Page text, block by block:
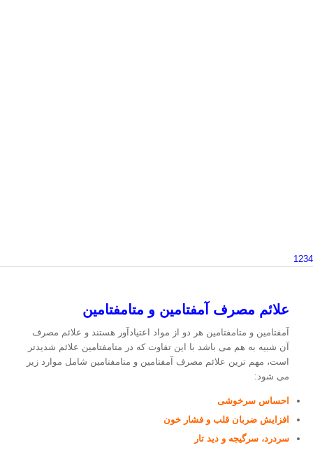
1 234
علائم مصرف آمفتامین و متامفتامین
آمفتامین و متامفتامین هر دو از مواد اعتیادآور هستند و علائم مصرف
آن شبیه به هم می باشد با این تفاوت که در متامفتامین علائم شدیدتر
است، مهم ترین علائم مصرف آمفتامین و متامفتامین شامل موارد زیر
می شود:
احساس سرخوشی
افزایش ضربان قلب و فشار خون
سردرد، سرگیجه و دید تار